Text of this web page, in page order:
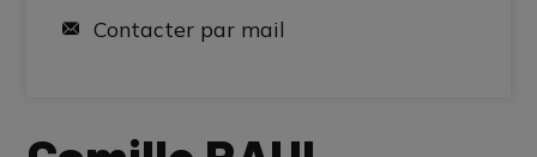
Contacter par mail